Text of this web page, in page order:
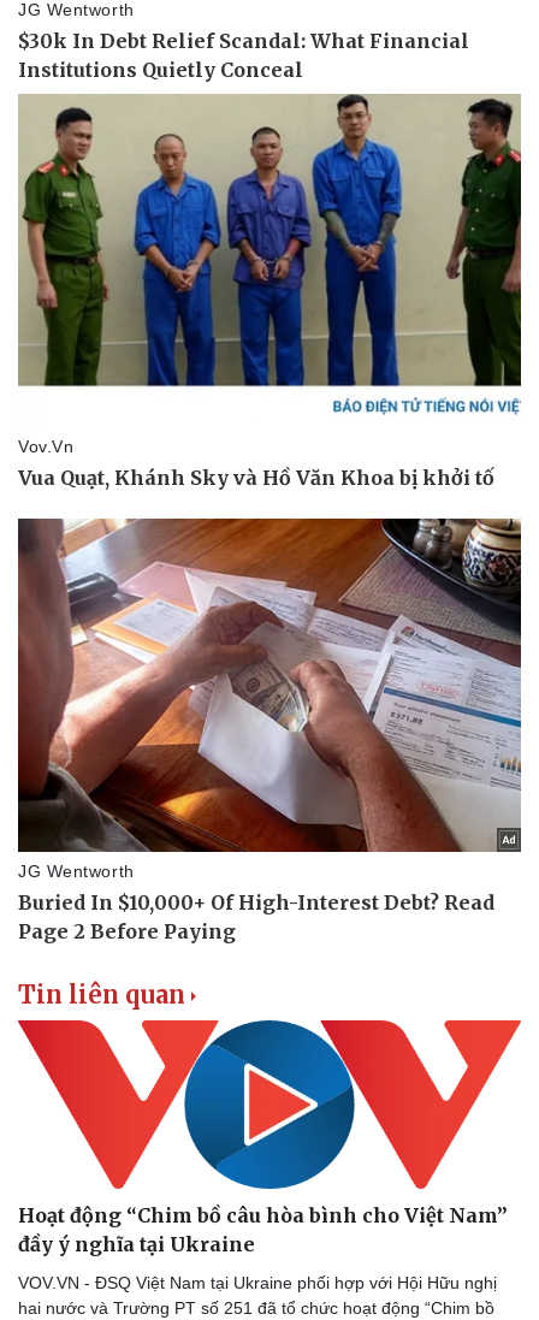
Pháp luật
Vụ án
Tin nóng
Tư vấn luật
Quân sự - Quốc phòng
Vũ khí
Việt Nam
Phân tích
Tin liên quan
Hoạt động “Chim bồ câu hòa bình cho Việt Nam”
đầy ý nghĩa tại Ukraine
VOV.VN - ĐSQ Việt Nam tại Ukraine phối hợp với Hội Hữu nghị
hai nước và Trường PT số 251 đã tổ chức hoạt động “Chim bồ